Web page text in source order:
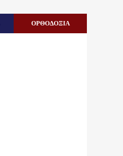
ΟΡΘΟΔΟΞΙΑ